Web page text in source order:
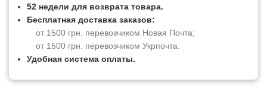
52 недели для возврата товара.
Бесплатная доставка заказов:
от 1500 грн. перевозчиком Новая Почта;
от 1500 грн. перевозчиком Укрпочта.
Удобная система оплаты.